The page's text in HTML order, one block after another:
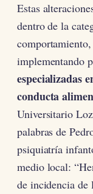
Estas
dentro de la
implementando
especializadas
conducta
Universitario
palabras de
psiquiatría
medio local:
de incidencia